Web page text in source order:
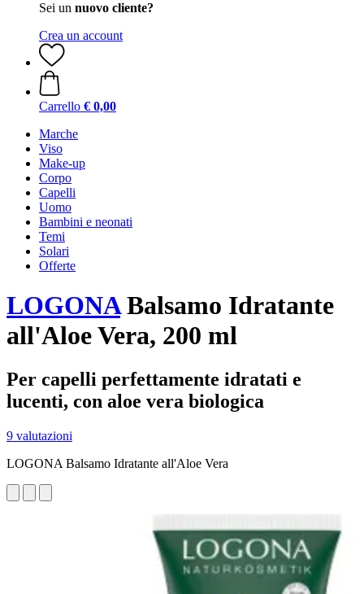
Sei un nuovo cliente?
Crea un account
Carrello € 0,00
Marche
Viso
Make-up
Corpo
Capelli
Uomo
Bambini e neonati
Temi
Solari
Offerte
LOGONABalsamo Idratante
all'Aloe Vera, 200 ml
Per capelli perfettamente idratati e
lucenti, con aloe vera biologica
9 valutazioni
LOGONA Balsamo Idratante all'Aloe Vera